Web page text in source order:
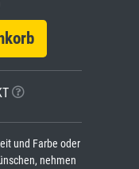
und Farbe oder
nehmen